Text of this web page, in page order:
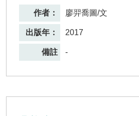
作者： 廖羿喬圖/文
出版年： 2017
備註 -